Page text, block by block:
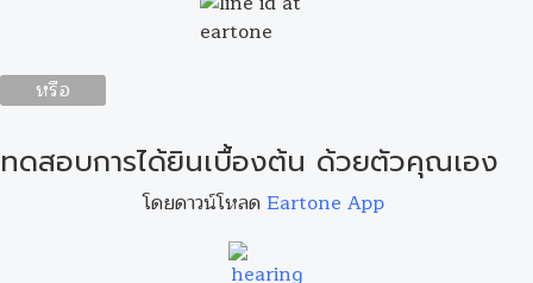
หรือ
ทดสอบการได้ยินเบื้องต้น ด้วยตัวคุณเอง
โดยดาวน์โหลด Eartone App